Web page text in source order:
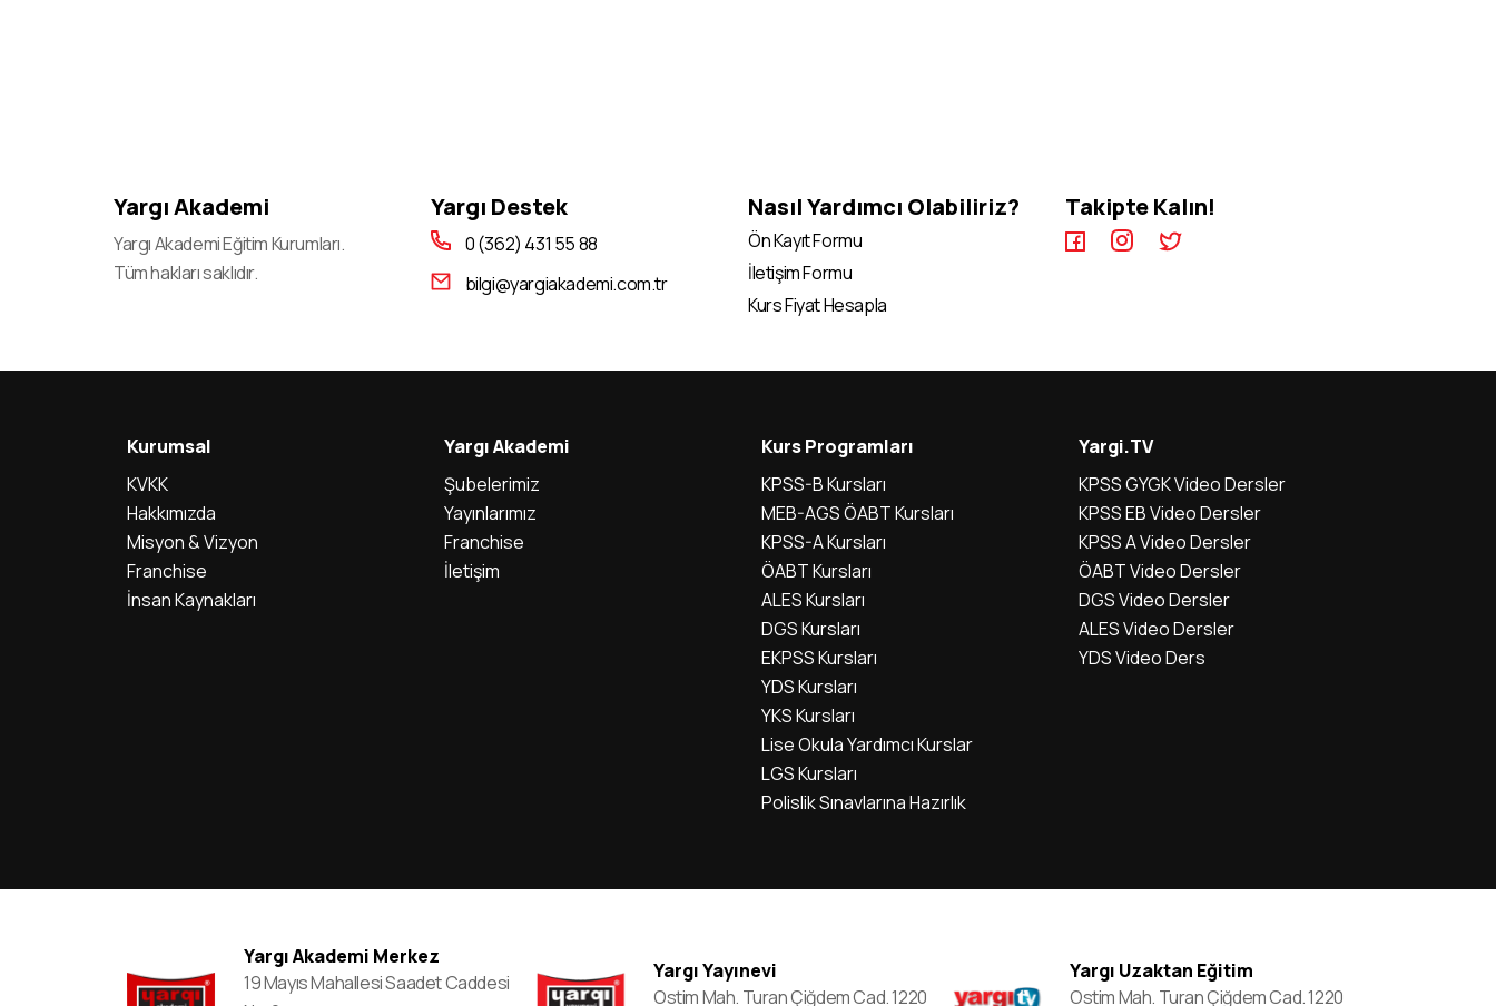
Yargı Akademi
Yargı Akademi Eğitim Kurumları.
Tüm hakları saklıdır.
Yargı Destek
0 (362) 431 55 88
bilgi@yargiakademi.com.tr
Nasıl Yardımcı Olabiliriz?
Ön Kayıt Formu
İletişim Formu
Kurs Fiyat Hesapla
Takipte Kalın!
Kurumsal
KVKK
Hakkımızda
Misyon & Vizyon
Franchise
İnsan Kaynakları
Yargı Akademi
Şubelerimiz
Yayınlarımız
Franchise
İletişim
Kurs Programları
KPSS-B Kursları
MEB-AGS ÖABT Kursları
KPSS-A Kursları
ÖABT Kursları
ALES Kursları
DGS Kursları
EKPSS Kursları
YDS Kursları
YKS Kursları
Lise Okula Yardımcı Kurslar
LGS Kursları
Polislik Sınavlarına Hazırlık
Yargi.TV
KPSS GYGK Video Dersler
KPSS EB Video Dersler
KPSS A Video Dersler
ÖABT Video Dersler
DGS Video Dersler
ALES Video Dersler
YDS Video Ders
Yargı Akademi Merkez
19 Mayıs Mahallesi Saadet Caddesi
Yargı Yayınevi
Ostim Mah. Turan Çiğdem Cad. 1220
Yargı Uzaktan Eğitim
Ostim Mah. Turan Çiğdem Cad. 1220